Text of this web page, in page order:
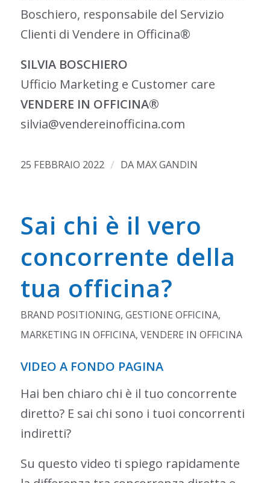
Boschiero, responsabile del Servizio
Clienti di Vendere in Officina®
SILVIA BOSCHIERO
Ufficio Marketing e Customer care
VENDERE IN OFFICINA®
silvia@vendereinofficina.com
25 FEBBRAIO 2022 / DA MAX GANDIN
Sai chi è il vero
concorrente della
tua officina?
BRAND POSITIONING, GESTIONE OFFICINA,
MARKETING IN OFFICINA, VENDERE IN OFFICINA
VIDEO A FONDO PAGINA
Hai ben chiaro chi è il tuo concorrente
diretto? E sai chi sono i tuoi concorrenti
indiretti?
Su questo video ti spiego rapidamente